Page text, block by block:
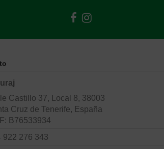
Castillo 37, Local 8, 38003
Cruz de Tenerife, España
B76533934
922 276 343